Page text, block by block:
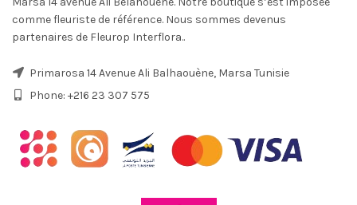
comme fleuriste de référence. Nous sommes devenus
partenaires de Fleurop Interflora..
Primarosa 14 Avenue Ali Balhaouène, Marsa Tunisie
Phone: +216 23 307 575